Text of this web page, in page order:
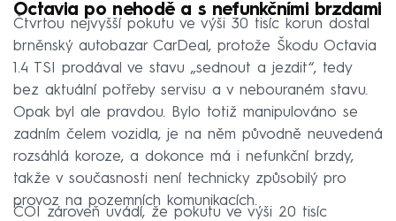
Octavia po nehodě a s nefunkčními brzdami
Čtvrtou nejvyšší pokutu ve výši 30 tisíc korun dostal
brněnský autobazar CarDeal, protože Škodu Octavia
1.4 TSI prodával ve stavu „sednout a jezdit“, tedy
bez aktuální potřeby servisu a v nebouraném stavu.
Opak byl ale pravdou. Bylo totiž manipulováno se
zadním čelem vozidla, je na něm původně neuvedená
rozsáhlá koroze, a dokonce má i nefunkční brzdy,
takže v současnosti není technicky způsobilý pro
provoz na pozemních komunikacích.
ČOI zároveň uvádí, že pokutu ve výši 20 tisíc